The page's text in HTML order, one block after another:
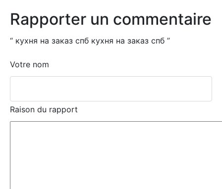
Rapporter un commentaire
“ кухня на заказ спб кухня на заказ спб ”
Votre nom
Raison du rapport